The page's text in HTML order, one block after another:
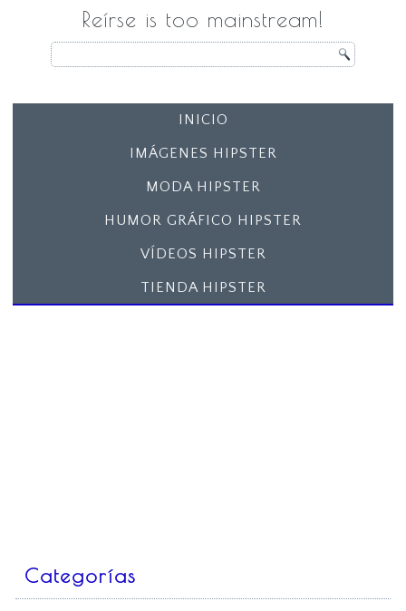
Reírse is too mainstream!
INICIO
IMÁGENES HIPSTER
MODA HIPSTER
HUMOR GRÁFICO HIPSTER
VÍDEOS HIPSTER
TIENDA HIPSTER
Categorías